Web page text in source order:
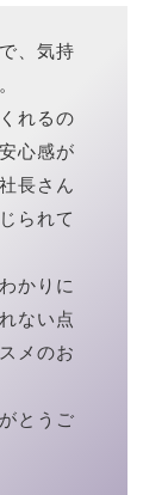
、気持
れるの
心感が
長さん
られて
かりに
ない点
メのお
とうご